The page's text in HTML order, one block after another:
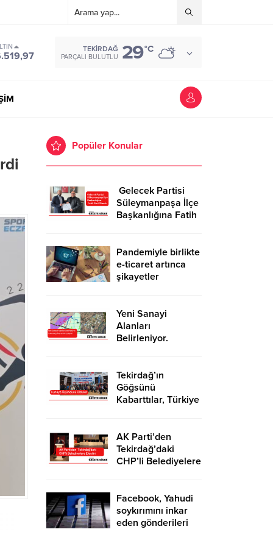
TEKIRDAĞ
PARÇALI BULUTLU 29°C
Popüler Konular
Gelecek Partisi
Süleymanpaşa İlçe
Başkanlığına Fatih
Pandemiyle birlikte
e-ticaret artınca
şikayetler
Yeni Sanayi
Alanları
Belirleniyor.
Tekirdağ’ın
Göğsünü
Kabarttılar, Türkiye
AK Parti’den
Tekirdağ’daki
CHP’li Belediyelere
Facebook, Yahudi
soykırımını inkar
eden gönderileri